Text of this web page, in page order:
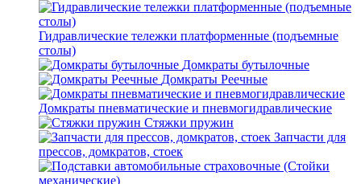
Гидравлические тележки платформенные (подъемные
столы)
Домкраты бутылочные
Домкраты Реечные
Домкраты пневматические и пневмогидравлические
Стяжки пружин
Запчасти для
прессов, домкратов, стоек